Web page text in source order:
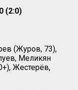
(2:0)
(Журов, 73),
Меликян
Жестерёв,